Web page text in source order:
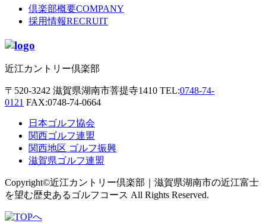
倶楽部概要COMPANY
採用情報RECRUIT
近江カントリー倶楽部
〒520-3242 滋賀県湖南市菩提寺1410 TEL:0748-74-
0121 FAX:0748-74-0664
日本ゴルフ協会
関西ゴルフ連盟
関西地区 ゴルフ振興
滋賀県ゴルフ連盟
Copyright©近江カントリー倶楽部｜滋賀県湖南市の近江富士
を望む歴史あるゴルフコース All Rights Reserved.